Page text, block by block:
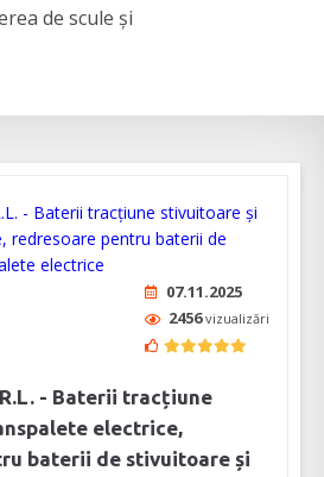
de scule și
07.11.2025
2456vizualizări
- Baterii tracțiune
electrice,
baterii de stivuitoare și